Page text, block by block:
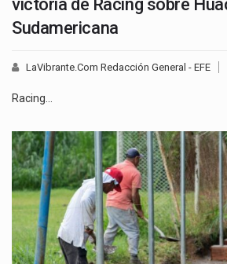
victoria de Racing sobre
Sudamericana
LaVibrante.Com Redacción General - EFE
Racing…